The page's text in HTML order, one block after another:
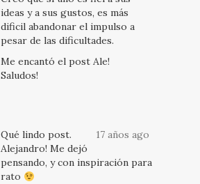
ideas y a sus gustos, es más
dificil abandonar el impulso a
pesar de las dificultades.
Me encantó el post Ale!
Saludos!
17 años ago
Qué lindo post.
Alejandro! Me dejó
pensando, y con inspiración para
rato